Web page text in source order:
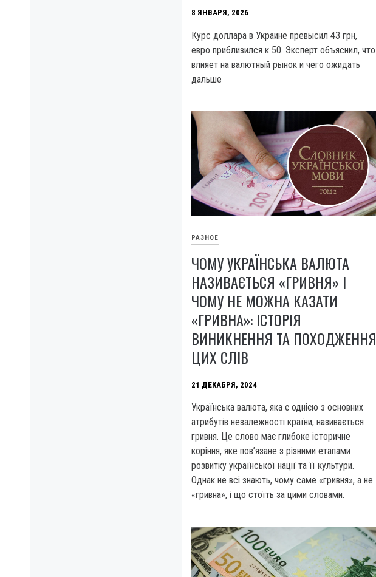
8 ЯНВАРЯ, 2026
Курс доллара в Украине превысил 43 грн,
евро приблизился к 50. Эксперт объяснил, что
влияет на валютный рынок и чего ожидать
дальше
РАЗНОЕ
ЧОМУ УКРАЇНСЬКА ВАЛЮТА
НАЗИВАЄТЬСЯ «ГРИВНЯ» І
ЧОМУ НЕ МОЖНА КАЗАТИ
«ГРИВНА»: ІСТОРІЯ
ВИНИКНЕННЯ ТА ПОХОДЖЕННЯ
ЦИХ СЛІВ
21 ДЕКАБРЯ, 2024
Українська валюта, яка є однією з основних
атрибутів незалежності країни, називається
гривня. Це слово має глибоке історичне
коріння, яке пов’язане з різними етапами
розвитку української нації та її культури.
Однак не всі знають, чому саме «гривня», а не
«гривна», і що стоїть за цими словами.